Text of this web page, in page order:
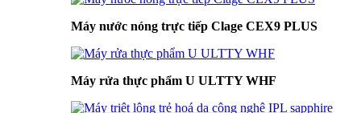
Máy nước nóng trực tiếp Clage CEX9 PLUS
Máy rửa thực phẩm U ULTTY WHF